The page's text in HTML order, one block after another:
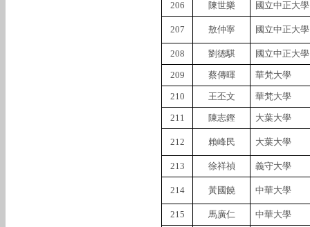
206 陳世樂 國立中正大學
207 敖仲寧 國立中正大學
208 劉德騏 國立中正大學
209 蔡傳暉 華梵大學
210 王丕文 華梵大學
211 陳志鏗 大葉大學
212 賴峰民 大葉大學
213 徐祥禎 義守大學
214 黃國饒 中華大學
215 馬廣仁 中華大學